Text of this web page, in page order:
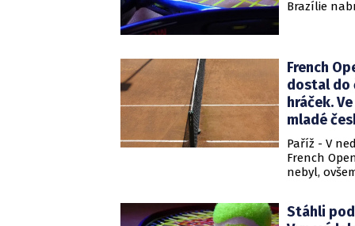
Brazílie
French
dostal do
hráček.
mladé
Paříž - V
French
nebyl,
a 4:6
Stáhli